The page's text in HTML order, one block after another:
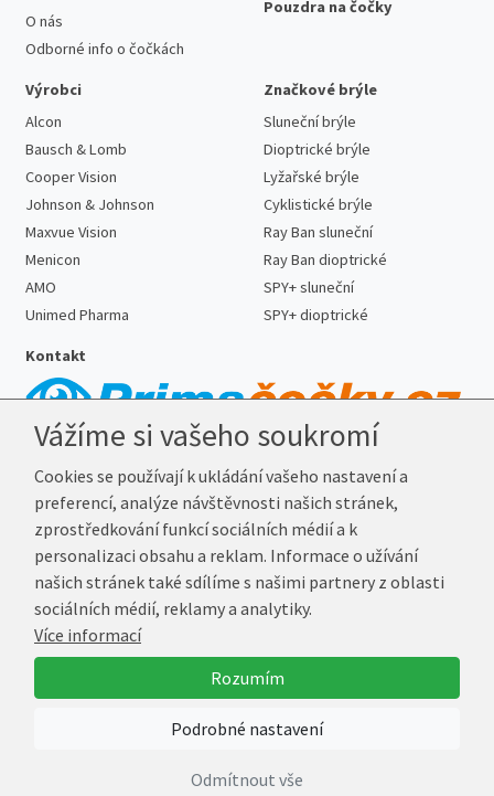
O nás
Odborné info o čočkách
Pouzdra na čočky
Výrobci
Alcon
Bausch & Lomb
Cooper Vision
Johnson & Johnson
Maxvue Vision
Menicon
AMO
Unimed Pharma
Značkové brýle
Sluneční brýle
Dioptrické brýle
Lyžařské brýle
Cyklistické brýle
Ray Ban sluneční
Ray Ban dioptrické
SPY+ sluneční
SPY+ dioptrické
Kontakt
E-mail:info@prima-cocky.cz
Reklamační adresa
Andrea Votavová
Revoluční 1017
290 01 Poděbrady
© 2026 Prima-Čočky.cz
VytvořilMarek Kebza
Vážíme si vašeho soukromí
Cookies se používají k ukládání vašeho nastavení a
preferencí, analýze návštěvnosti našich stránek,
zprostředkování funkcí sociálních médií a k
personalizaci obsahu a reklam. Informace o užívání
našich stránek také sdílíme s našimi partnery z oblasti
sociálních médií, reklamy a analytiky.
Více informací
Rozumím
Podrobné nastavení
Odmítnout vše